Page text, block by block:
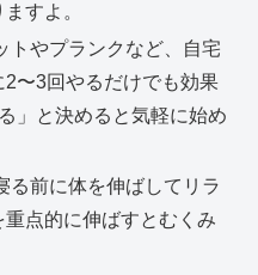
すよ。
トやプランクなど、自宅
〜3回やるだけでも効果
」と決めると気軽に始め
る前に体を伸ばしてリラ
点的に伸ばすとむくみ